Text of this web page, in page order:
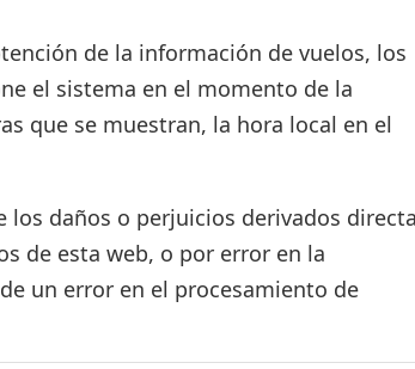
de la información de vuelos, los
el sistema en el momento de la
que se muestran, la hora local en el
daños o perjuicios derivados directa
de esta web, o por error en la
un error en el procesamiento de